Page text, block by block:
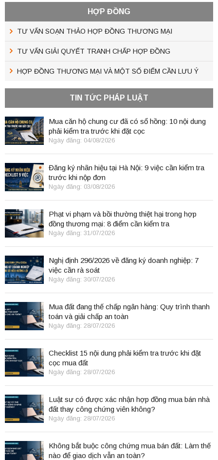
HỢP ĐỒNG
TƯ VẤN SOẠN THẢO HỢP ĐỒNG THƯƠNG MẠI
TƯ VẤN GIẢI QUYẾT TRANH CHẤP HỢP ĐỒNG
HỢP ĐỒNG THƯƠNG MẠI VÀ MỘT SỐ ĐIỂM CẦN LƯU Ý
TIN TỨC PHÁP LUẬT
Mua căn hộ chung cư đã có sổ hồng: 10 nội dung
phải kiểm tra trước khi đặt cọc
Ngày đăng: 04/08/2026
Đăng ký nhãn hiệu tại Hà Nội: 9 việc cần kiểm tra
trước khi nộp đơn
Ngày đăng: 03/08/2026
Phạt vi phạm và bồi thường thiệt hại trong hợp
đồng thương mại: 8 điểm cần kiểm tra
Ngày đăng: 31/07/2026
Nghị định 296/2026 về đăng ký doanh nghiệp: 7
việc cần rà soát
Ngày đăng: 30/07/2026
Mua đất đang thế chấp ngân hàng: Quy trình thanh
toán và giải chấp an toàn
Ngày đăng: 28/07/2026
Checklist 15 nội dung phải kiểm tra trước khi đặt
cọc mua đất
Ngày đăng: 28/07/2026
Luật sư có được xác nhận hợp đồng mua bán nhà
đất thay công chứng viên không?
Ngày đăng: 28/07/2026
Không bắt buộc công chứng mua bán đất: Làm thế
nào để giao dịch vẫn an toàn?